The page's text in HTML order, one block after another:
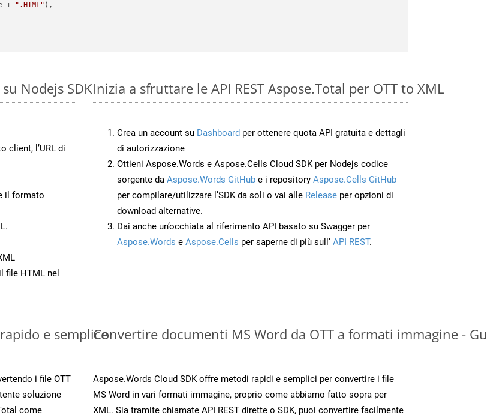
+ ".HTML" ),
Nodejs SDK
client, l’URL di
il formato
file HTML nel
Inizia a sfruttare le API REST Aspose.Total per OTT to XML
Crea un account su Dashboard per ottenere quota API gratuita e dettagli
di autorizzazione
Ottieni Aspose.Words e Aspose.Cells Cloud SDK per Nodejs codice
sorgente da Aspose.Words GitHub e i repository Aspose.Cells GitHub
per compilare/utilizzare l’SDK da soli o vai alle Release per opzioni di
download alternative.
Dai anche un’occhiata al riferimento API basato su Swagger per
Aspose.Words e Aspose.Cells per saperne di più sull’ API REST.
e semplice
i file OTT
soluzione
come
Convertire documenti MS Word da OTT a formati immagine -
Aspose.Words Cloud SDK offre metodi rapidi e semplici per convertire i file
MS Word in vari formati immagine, proprio come abbiamo fatto sopra per
XML. Sia tramite chiamate API REST dirette o SDK, puoi convertire facilmente